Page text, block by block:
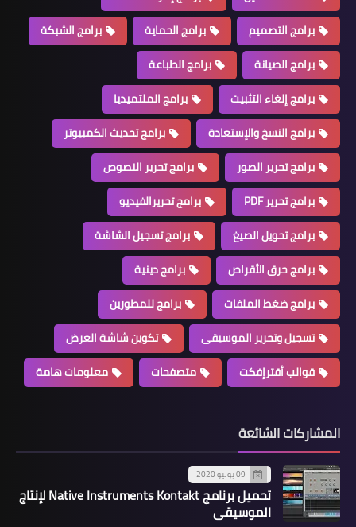
برامج التصميم
برامج الحماية
برامج الشبكة
برامج الصيانة
برامج الطباعة
برامج إلغاء التثبيت
برامج الملتميديا
برامج النسخ والإستعادة
برامج تحديث الكمبيوتر
برامج تحرير الصور
برامج تحرير النصوص
برامج تحرير PDF
برامج تحريرالفيديو
برامج تحويل الصيغ
برامج تسجيل الشاشة
برامج حرق الأقراص
برامج دينية
برامج ضغط الملفات
برامج للمطورين
تسجيل وتحرير الموسيقى
تكوين شاشة العرض
قوالب أقترإفكت
متصفحات معلومات هامة
المشاركات الشائعة
09 يوليو 2020
تحميل برنامج Native Instruments Kontakt لإنتاج
الموسيقى